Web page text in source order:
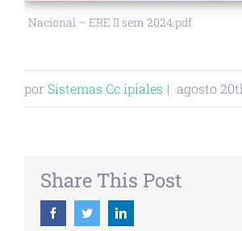
Nacional – ERE II sem 2024.pdf
por Sistemas Cc ipiales | agosto
Share This Post
FacebookTwitterLinkedin